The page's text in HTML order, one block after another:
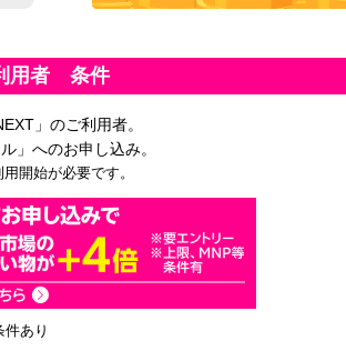
用者 条件
」のご利用者。
」へのお申し込み。
開始が必要です。
あり